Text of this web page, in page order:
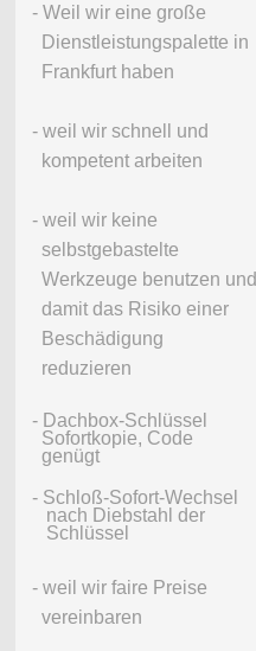
- Weil wir eine große
Dienstleistungspalette in
Frankfurt haben
- weil wir schnell und
kompetent arbeiten
- weil wir keine
selbstgebastelte
Werkzeuge benutzen und
damit das Risiko einer
Beschädigung
reduzieren
- Dachbox-Schlüssel
Sofortkopie, Code
genügt
- Schloß-Sofort-Wechsel
nach Diebstahl der
Schlüssel
- weil wir faire Preise
vereinbaren